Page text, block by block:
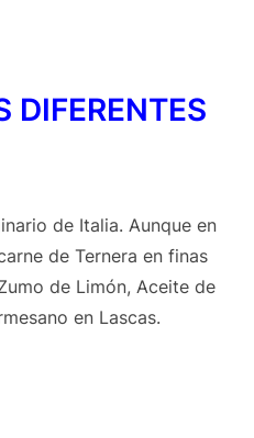
DIFERENTES
de Italia. Aunque en
de Ternera en finas
de Limón, Aceite de
en Lascas.